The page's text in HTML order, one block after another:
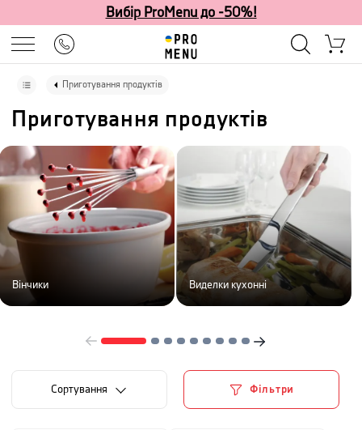
Вибір ProMenu до -50%!
Приготування продуктів
Приготування продуктів
Вінчики Виделки кухонні
Сортування Фільтри